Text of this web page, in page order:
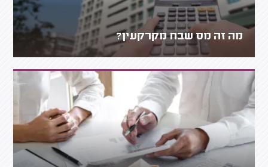
מה זה מס שבח מקרקעין?